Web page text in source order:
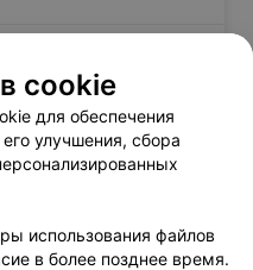
cookie
для обеспечения
улучшения, сбора
использования файлов
в более позднее время.